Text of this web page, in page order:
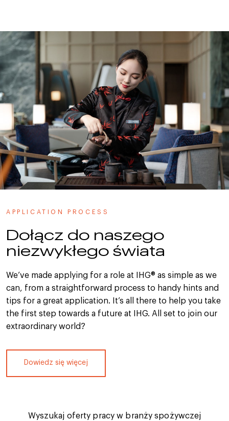
APPLICATION PROCESS
Dołącz do naszego
niezwykłego świata
We’ve made applying for a role at IHG® as simple as we
can, from a straightforward process to handy hints and
tips for a great application. It’s all there to help you take
the first step towards a future at IHG. All set to join our
extraordinary world?
Dowiedz się więcej
Wyszukaj oferty pracy w branży spożywczej